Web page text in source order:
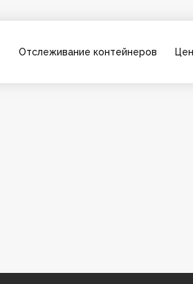
Отслеживание контейнеров